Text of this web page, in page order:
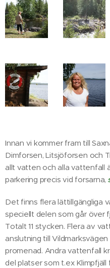
Innan vi kommer fram till
Dimforsen, Litsjöforsen och
allt vatten och alla vattenfall
parkering precis vid forsarna,
Det finns flera lättillgängliga
speciellt delen som går över
Totalt 11 stycken. Flera av
anslutning till
promenad. Andra vattenfall
del platser som t.ex